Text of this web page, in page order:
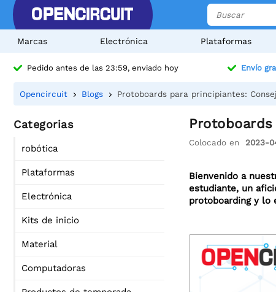
Marcas Electrónica Plataformas
Pedido antes de las 23:59, enviado hoy Envío
Opencircuit Blogs Protoboards para principiantes:
Categorias
robótica
Plataformas
Electrónica
Kits de inicio
Material
Computadoras
Colocado en 2023-
Bienvenido a
estudiante, un
protoboarding y lo